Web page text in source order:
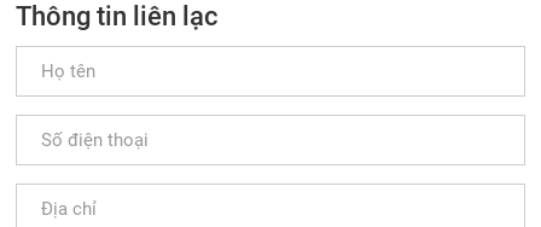
Thông tin liên lạc